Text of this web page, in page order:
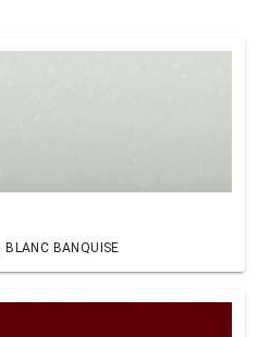
BANQUISE